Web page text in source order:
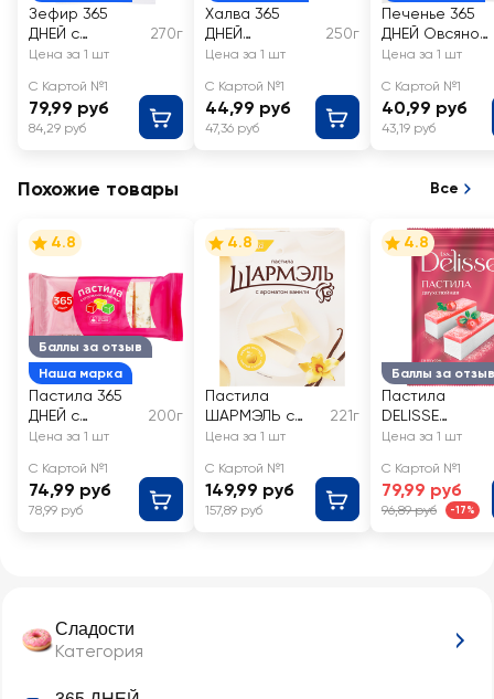
Сладости
Категория
Зефир 365
ДНЕЙ с
ароматом
270г
Цена за 1 шт
С Картой №1
79,99 руб
84,29 руб
Халва 365
ДНЕЙ
Подсолнечная
250г
Цена за 1 шт
С Картой №1
44,99 руб
47,36 руб
Печенье 365
ДНЕЙ Овсяное
классическое
Цена за 1 шт
С Картой №1
40,99 руб
43,19 руб
Похожие товары Все
Баллы за отзыв
Наша марка
4.8
Пастила 365
ДНЕЙ с
кусочками
200г
Цена за 1 шт
С Картой №1
74,99 руб
78,99 руб
4.8
Пастила
ШАРМЭЛЬ с
ароматом
221г
Цена за 1 шт
С Картой №1
149,99 руб
157,89 руб
Баллы за отзыв
4.8
Пастила
DELISSE
двухслойная
клюквы
Цена за 1 шт
С Картой №1
79,99 руб
96,89 руб -17%